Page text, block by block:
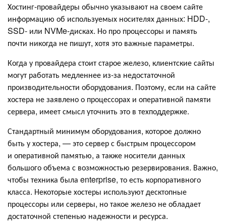
Хостинг-провайдеры обычно указывают на своем сайте
информацию об используемых носителях данных: HDD-,
SSD- или NVMe-дисках. Но про процессоры и память
почти никогда не пишут, хотя это важные параметры.
Когда у провайдера стоит старое железо, клиентские сайты
могут работать медленнее из-за недостаточной
производительности оборудования. Поэтому, если на сайте
хостера не заявлено о процессорах и оперативной памяти
сервера, имеет смысл уточнить это в техподдержке.
Стандартный минимум оборудования, которое должно
быть у хостера, — это сервер с быстрым процессором
и оперативной памятью, а также носители данных
большого объема с возможностью резервирования. Важно,
чтобы техника была enterprise, то есть корпоративного
класса. Некоторые хостеры используют десктопные
процессоры или серверы, но такое железо не обладает
достаточной степенью надежности и ресурса.